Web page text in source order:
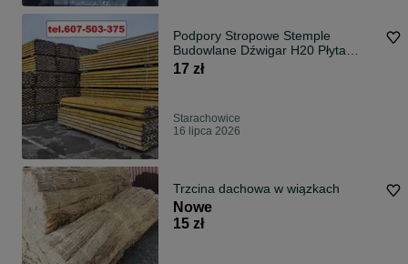
Podpory Stropowe Stemple
Budowlane Dźwigar H20 Płyta
Szalunkowa
17 zł
Starachowice
16 lipca 2026
Trzcina dachowa w wiązkach
Nowe
15 zł